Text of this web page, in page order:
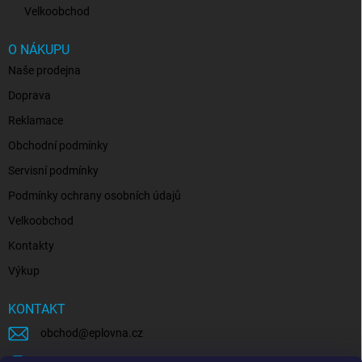
Velkoobchod
O NÁKUPU
Naše prodejna
Doprava
Reklamace
Obchodní podmínky
Servisní podmínky
Podmínky ochrany osobních údajů
Velkoobchod
Kontakty
Výkup
KONTAKT
obchod @eplovna.cz